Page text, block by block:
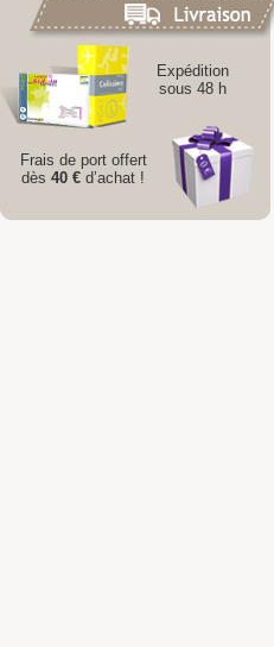
Expédition
sous 48 h
Frais de port offert
dès 40 € d’achat !